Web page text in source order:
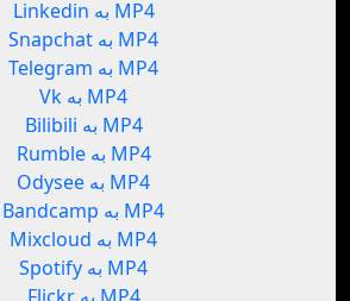
Linkedin به MP4
Snapchat به MP4
Telegram به MP4
Vk به MP4
Bilibili به MP4
Rumble به MP4
Odysee به MP4
Bandcamp به MP4
Mixcloud به MP4
Spotify به MP4